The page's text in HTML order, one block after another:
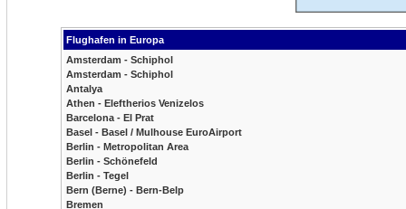
Flughafen in Europa
Amsterdam - Schiphol
Amsterdam - Schiphol
Antalya
Athen - Eleftherios Venizelos
Barcelona - El Prat
Basel - Basel / Mulhouse EuroAirport
Berlin - Metropolitan Area
Berlin - Schönefeld
Berlin - Tegel
Bern (Berne) - Bern-Belp
Bremen